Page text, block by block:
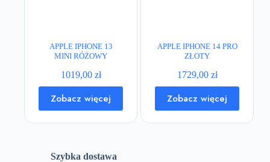
APPLE IPHONE 13
MINI RÓŻOWY
1019,00 zł
Zobacz więcej
APPLE IPHONE 14 PRO
ZŁOTY
1729,00 zł
Zobacz więcej
Szybka dostawa